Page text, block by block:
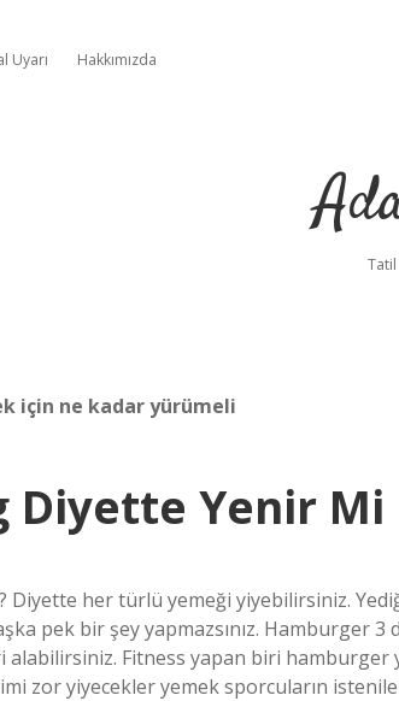
Uyarı Hakkımızda
için ne kadar yürümeli
Diyette Yenir Mi
her türlü yemeği yiyebilirsiniz.
pek bir şey yapmazsınız. Hamburger 3
alabilirsiniz. Fitness yapan biri
zor yiyecekler yemek sporcuların